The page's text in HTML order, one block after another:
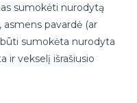
sumokėti nurodytą
pavardė (ar
sumokėta nurodyta
ir vekselį išrašiusio